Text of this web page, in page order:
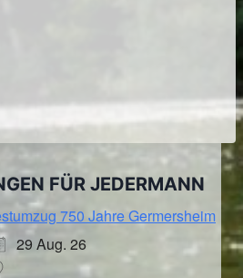
FÜR JEDERMANN
750 Jahre Germersheim
29 Aug. 26